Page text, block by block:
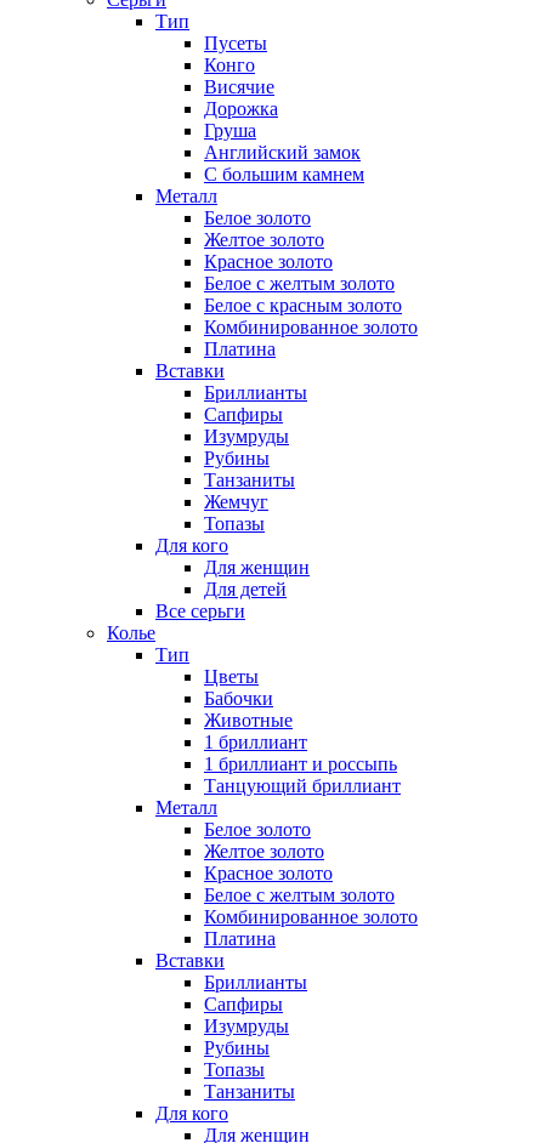
Тип
Пусеты
Конго
Висячие
Дорожка
Груша
Английский замок
С большим камнем
Металл
Белое золото
Желтое золото
Красное золото
Белое с желтым золото
Белое с красным золото
Комбинированное золото
Платина
Вставки
Бриллианты
Сапфиры
Изумруды
Рубины
Танзаниты
Жемчуг
Топазы
Для кого
Для женщин
Для детей
Все серьги
Колье
Тип
Цветы
Бабочки
Животные
1 бриллиант
1 бриллиант и россыпь
Танцующий бриллиант
Металл
Белое золото
Желтое золото
Красное золото
Белое с желтым золото
Комбинированное золото
Платина
Вставки
Бриллианты
Сапфиры
Изумруды
Рубины
Топазы
Танзаниты
Для кого
Для женщин